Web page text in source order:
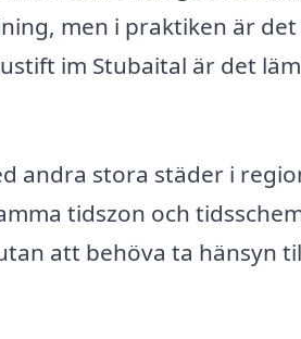
men i praktiken är
im Stubaital är det
andra stora städer i
tidszon och
att behöva ta hänsyn